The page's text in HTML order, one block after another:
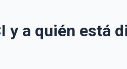
y a quién está